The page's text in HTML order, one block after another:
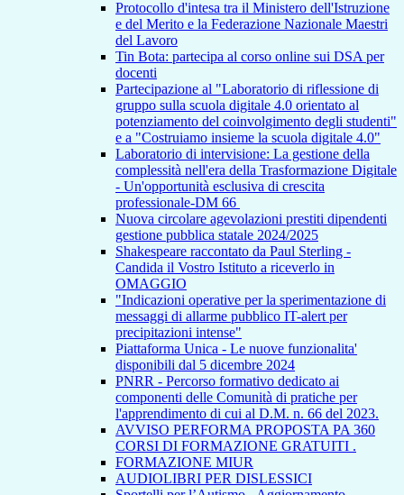
Protocollo d'intesa tra il Ministero dell'Istruzione
e del Merito e la Federazione Nazionale Maestri
del Lavoro
Tin Bota: partecipa al corso online sui DSA per
docenti
Partecipazione al "Laboratorio di riflessione di
gruppo sulla scuola digitale 4.0 orientato al
potenziamento del coinvolgimento degli studenti"
e a "Costruiamo insieme la scuola digitale 4.0"
Laboratorio di intervisione: La gestione della
complessità nell'era della Trasformazione Digitale
- Un'opportunità esclusiva di crescita
professionale-DM 66
Nuova circolare agevolazioni prestiti dipendenti
gestione pubblica statale 2024/2025
Shakespeare raccontato da Paul Sterling -
Candida il Vostro Istituto a riceverlo in
OMAGGIO
"Indicazioni operative per la sperimentazione di
messaggi di allarme pubblico IT-alert per
precipitazioni intense"
Piattaforma Unica - Le nuove funzionalita'
disponibili dal 5 dicembre 2024
PNRR - Percorso formativo dedicato ai
componenti delle Comunità di pratiche per
l'apprendimento di cui al D.M. n. 66 del 2023.
AVVISO PERFORMA PROPOSTA PA 360
CORSI DI FORMAZIONE GRATUITI .
FORMAZIONE MIUR
AUDIOLIBRI PER DISLESSICI